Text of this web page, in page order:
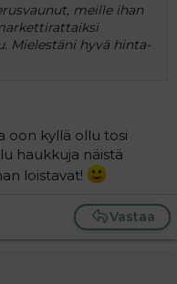
meille ihan
Mielestäni hyvä hinta-
oon kyllä ollu tosi
haukkuja näistä
loistavat!
Vastaa